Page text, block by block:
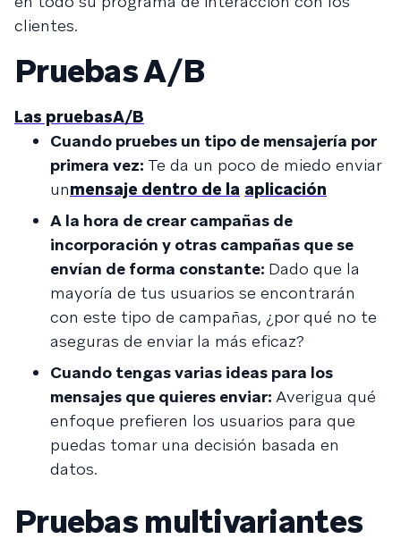
clientes.
Pruebas A/B
Las pruebasA/B
Cuando pruebes un tipo de mensajería por
primera vez: Te da un poco de miedo enviar
unmensaje dentro de la aplicación
A la hora de crear campañas de
incorporación y otras campañas que se
envían de forma constante: Dado que la
mayoría de tus usuarios se encontrarán
con este tipo de campañas, ¿por qué no te
aseguras de enviar la más eficaz?
Cuando tengas varias ideas para los
mensajes que quieres enviar: Averigua qué
enfoque prefieren los usuarios para que
puedas tomar una decisión basada en
datos.
Pruebas multivariantes